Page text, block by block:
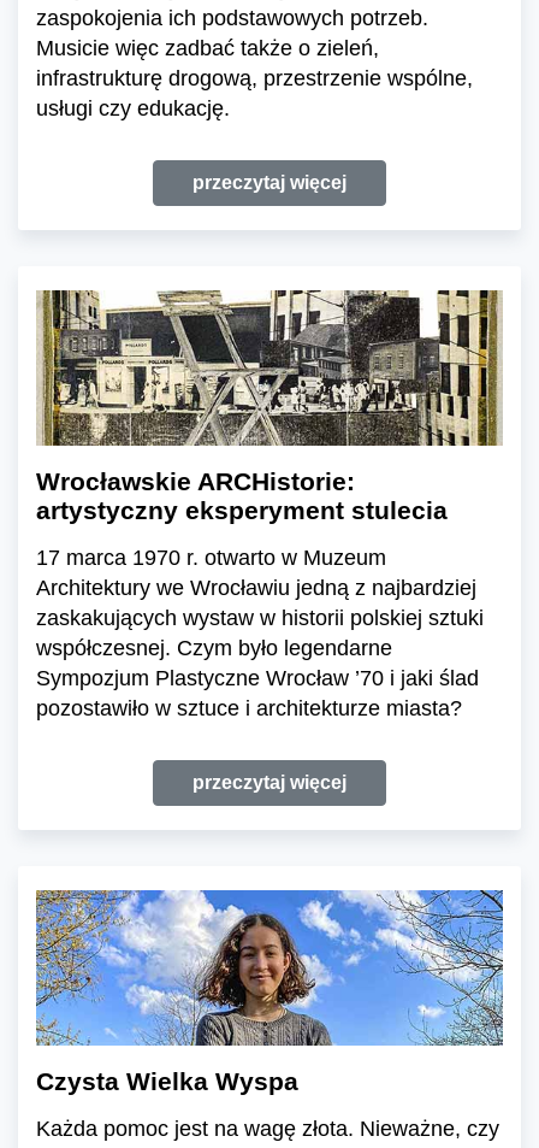
zaspokojenia ich podstawowych potrzeb.
Musicie więc zadbać także o zieleń,
infrastrukturę drogową, przestrzenie wspólne,
usługi czy edukację.
przeczytaj więcej
Wrocławskie ARCHistorie:
artystyczny eksperyment stulecia
17 marca 1970 r. otwarto w Muzeum
Architektury we Wrocławiu jedną z najbardziej
zaskakujących wystaw w historii polskiej sztuki
współczesnej. Czym było legendarne
Sympozjum Plastyczne Wrocław ’70 i jaki ślad
pozostawiło w sztuce i architekturze miasta?
przeczytaj więcej
Czysta Wielka Wyspa
Każda pomoc jest na wagę złota. Nieważne, czy